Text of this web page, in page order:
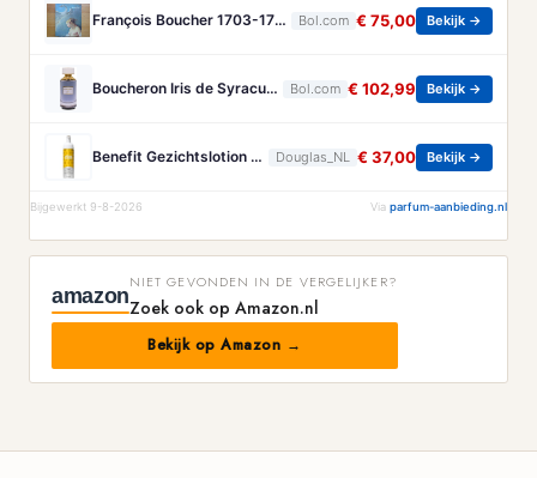
François Boucher 1703-1770 - Brandt, Christa Bol.com € 75,00 Bekijk →
Boucheron Iris de Syracuse - 125 ml - eau de parfum spray - damesparfum Bol.com € 102,99 Bekijk →
Benefit Gezichtslotion The POREfessional Gezichtstoner Unisex 133ml Douglas_NL € 37,00 Bekijk →
Bijgewerkt 9-8-2026 Via parfum-aanbieding.nl
amazon
NIET GEVONDEN IN DE VERGELIJKER?
Zoek ook op Amazon.nl
Bekijk op Amazon →